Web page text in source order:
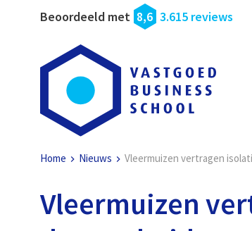
Beoordeeld met 8,6 3.615 reviews
Home Nieuws Vleermuizen vertragen
Vleermuizen